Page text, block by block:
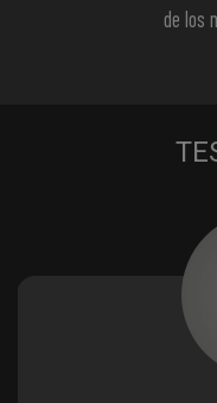
de los